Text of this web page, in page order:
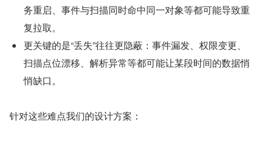
务重启、事件与扫描同时命中同一对象等都可能导致重
复拉取。
更关键的是“丢失”往往更隐蔽：事件漏发、权限变更、
扫描点位漂移、解析异常等都可能让某段时间的数据悄
悄缺口。
针对这些难点我们的设计方案：